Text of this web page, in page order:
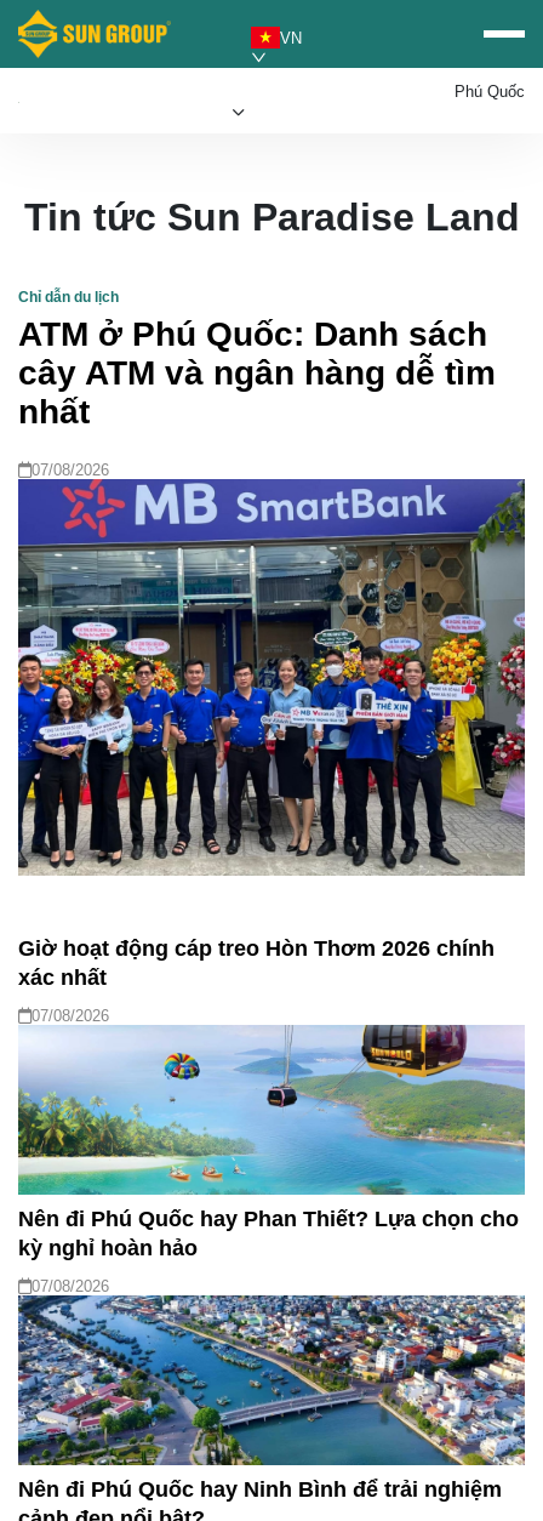
VN
Phú Quốc
Mua sắm
Lưu trú
Mua vé Sun PhuQuoc
Tin tức Sun Paradise Land
Chỉ dẫn du lịch
ATM ở Phú Quốc: Danh sách
cây ATM và ngân hàng dễ tìm
nhất
07/08/2026
Giờ hoạt động cáp treo Hòn Thơm 2026 chính
xác nhất
07/08/2026
Nên đi Phú Quốc hay Phan Thiết? Lựa chọn cho
kỳ nghỉ hoàn hảo
07/08/2026
Nên đi Phú Quốc hay Ninh Bình để trải nghiệm